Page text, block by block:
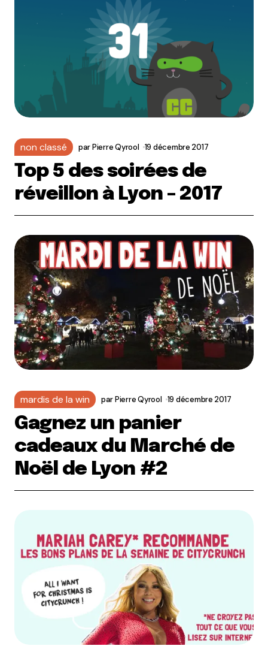
non classé parPierre Qyrool 19 décembre 2017
Top 5 des soirées de
réveillon à Lyon – 2017
mardis de la win parPierre Qyrool 19 décembre 2017
Gagnez un panier
cadeaux du Marché de
Noël de Lyon #2